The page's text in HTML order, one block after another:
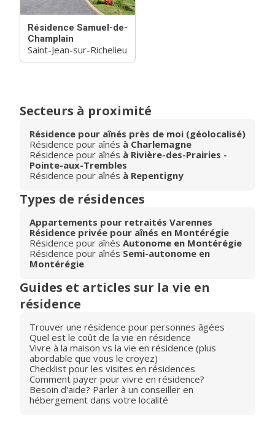
Résidence Samuel-de-
Champlain
Saint-Jean-sur-Richelieu
Secteurs à proximité
Résidence pour aînés près de moi (géolocalisé)
Résidence pour aînés à Charlemagne
Résidence pour aînés à Rivière-des-Prairies -
Pointe-aux-Trembles
Résidence pour aînés à Repentigny
Types de résidences
Appartements pour retraités Varennes
Résidence privée pour aînés en Montérégie
Résidence pour aînés Autonome en Montérégie
Résidence pour aînés Semi-autonome en
Montérégie
Guides et articles sur la vie en
résidence
Trouver une résidence pour personnes âgées
Quel est le coût de la vie en résidence
Vivre à la maison vs la vie en résidence (plus
abordable que vous le croyez)
Checklist pour les visites en résidences
Comment payer pour vivre en résidence?
Besoin d'aide? Parler à un conseiller en
hébergement dans votre localité